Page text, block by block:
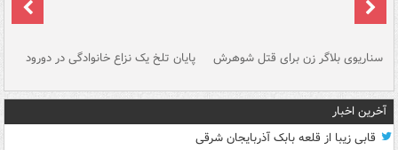
سناریوی بلاگر زن برای قتل شوهرش پایان تلخ یک نزاع خانوادگی در دورود
آخرین اخبار
قابی زیبا از قلعه بابک آذربایجان شرقی